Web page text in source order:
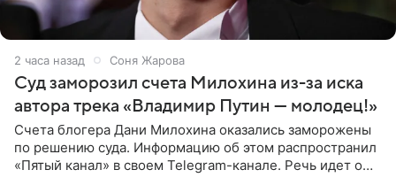
2 часа назад Соня Жарова
Суд заморозил счета Милохина из-за иска
автора трека «Владимир Путин — молодец!»
Счета блогера Дани Милохина оказались заморожены
по решению суда. Информацию об этом распространил
«Пятый канал» в своем Telegram-канале. Речь идет о